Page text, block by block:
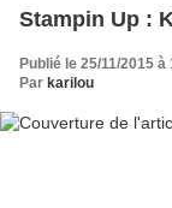
Stampin Up :
Publié le 25/11/2015 à
Par karilou